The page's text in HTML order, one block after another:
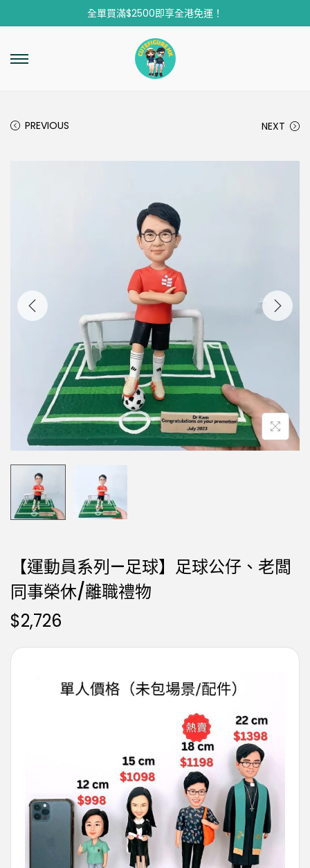
全單買滿$2500即享全港免運！
PREVIOUS NEXT
【運動員系列—足球】足球公仔、老闆
同事榮休/離職禮物
$2,726